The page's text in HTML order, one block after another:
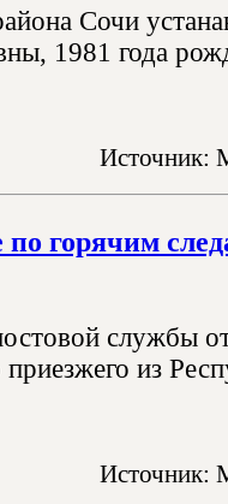
Сочи
1981 года
Источник:
горячим
службы
из
Источник: